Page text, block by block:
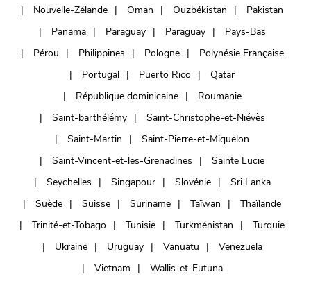
Nouvelle-Zélande
Oman Ouzbékistan
Pakistan
Panama
Paraguay Paraguay
Pays-Bas
Pérou
Philippines Pologne
Polynésie Française
Portugal
Puerto Rico
Qatar
République dominicaine
Roumanie
Saint-barthélémy
Saint-Christophe-et-Niévès
Saint-Martin
Saint-Pierre-et-Miquelon
Saint-Vincent-et-les-Grenadines
Sainte Lucie
Seychelles
Singapour Slovénie
Sri Lanka
Suède
Suisse Suriname Taïwan
Thaïlande
Trinité-et-Tobago
Tunisie Turkménistan
Turquie
Ukraine
Uruguay Vanuatu
Venezuela
Vietnam
Wallis-et-Futuna